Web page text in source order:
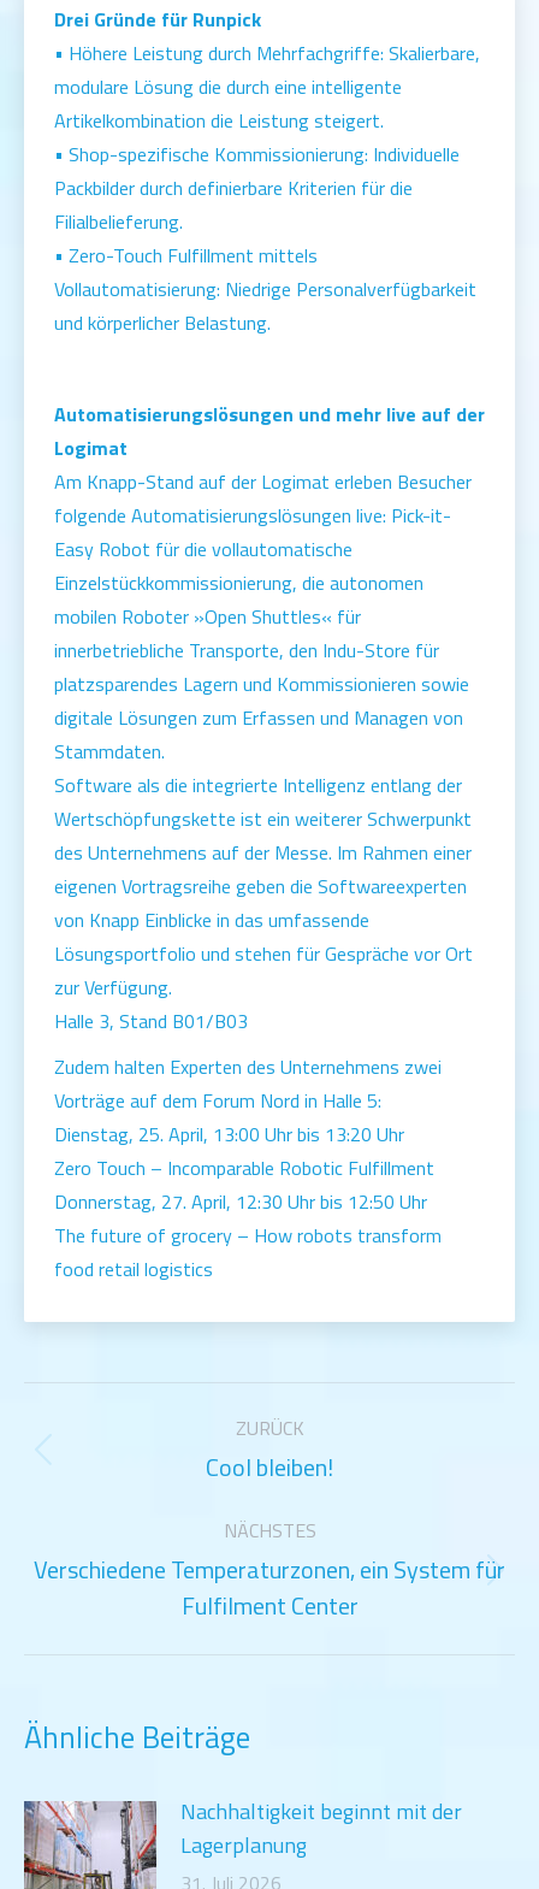
Drei Gründe für Runpick
• Höhere Leistung durch Mehrfachgriffe: Skalierbare,
modulare Lösung die durch eine intelligente
Artikelkombination die Leistung steigert.
• Shop-spezifische Kommissionierung: Individuelle
Packbilder durch definierbare Kriterien für die
Filialbelieferung.
• Zero-Touch Fulfillment mittels
Vollautomatisierung: Niedrige Personalverfügbarkeit
und körperlicher Belastung.
Automatisierungslösungen und mehr live auf der
Logimat
Am Knapp-Stand auf der Logimat erleben Besucher
folgende Automatisierungslösungen live: Pick-it-
Easy Robot für die vollautomatische
Einzelstückkommissionierung, die autonomen
mobilen Roboter »Open Shuttles« für
innerbetriebliche Transporte, den Indu-Store für
platzsparendes Lagern und Kommissionieren sowie
digitale Lösungen zum Erfassen und Managen von
Stammdaten.
Software als die integrierte Intelligenz entlang der
Wertschöpfungskette ist ein weiterer Schwerpunkt
des Unternehmens auf der Messe. Im Rahmen einer
eigenen Vortragsreihe geben die Softwareexperten
von Knapp Einblicke in das umfassende
Lösungsportfolio und stehen für Gespräche vor Ort
zur Verfügung.
Halle 3, Stand B01/B03
Zudem halten Experten des Unternehmens zwei
Vorträge auf dem Forum Nord in Halle 5:
Dienstag, 25. April, 13:00 Uhr bis 13:20 Uhr
Zero Touch – Incomparable Robotic Fulfillment
Donnerstag, 27. April, 12:30 Uhr bis 12:50 Uhr
The future of grocery – How robots transform
food retail logistics
Kommentarnavigation
ZURÜCK
Vorheriger
Cool bleiben!
NÄCHSTES
Nächster
Beitrag:
Verschiedene Temperaturzonen, ein System für
Fulfilment Center
Ähnliche Beiträge
Nachhaltigkeit beginnt mit der
Lagerplanung
31. Juli 2026